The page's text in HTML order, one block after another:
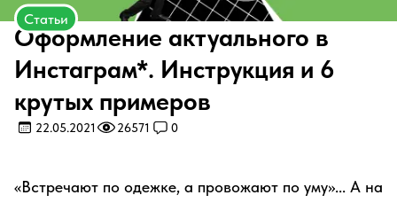
Статьи
Оформление актуального в
Инстаграм*. Инструкция и 6
крутых примеров
22.05.2021 26571 0
«Встречают по одежке, а провожают по уму»... А на